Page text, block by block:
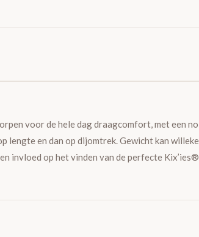
voor de hele dag draagcomfort, met een
en dan op dijomtrek. Gewicht kan
invloed op het vinden van de perfecte